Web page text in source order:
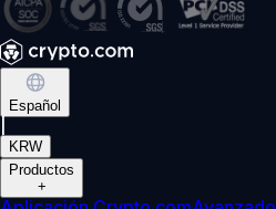
Español
KRW
Productos
+